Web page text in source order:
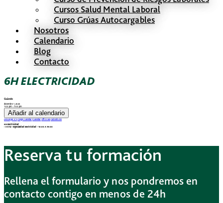
Cursos Salud Mental Laboral
Curso Grúas Autocargables
Nosotros
Calendario
Blog
Contacto
6H ELECTRICIDAD
Cuándo
diciembre 1, 2025
1:00 pm - 7:00 pm
Añadir al calendario
Descargar ICS Google Calendar iCalendar Office 365 Outlook Live
6H Electricidad
• 01/12– Especialidad Electricidad – 13:00 A 19:00
Reserva tu formación
Rellena el formulario y nos pondremos en
contacto contigo en menos de 24h